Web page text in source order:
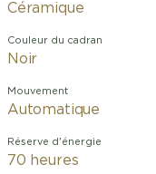
Céramique
Couleur du cadran
Noir
Mouvement
Automatique
Réserve d'énergie
70 heures